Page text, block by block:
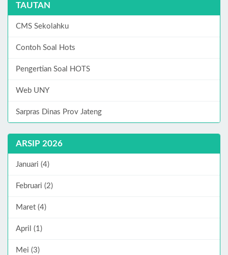
TAUTAN
CMS Sekolahku
Contoh Soal Hots
Pengertian Soal HOTS
Web UNY
Sarpras Dinas Prov Jateng
ARSIP 2026
Januari (4)
Februari (2)
Maret (4)
April (1)
Mei (3)